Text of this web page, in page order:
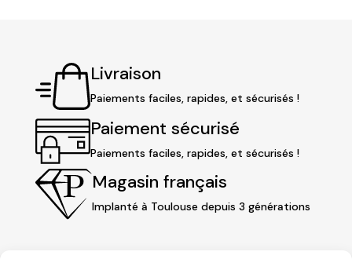
Livraison
Paiements faciles, rapides, et sécurisés !
Paiement sécurisé
Paiements faciles, rapides, et sécurisés !
Magasin français
Implanté à Toulouse depuis 3 générations